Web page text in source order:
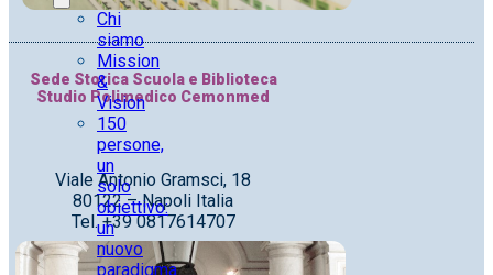
Chi
siamo
Mission
&
Vision
150
persone,
un
solo
obiettivo:
un
nuovo
paradigma
Sede Storica Scuola e Biblioteca
Studio Polimedico Cemonmed
Viale Antonio Gramsci, 18
80122 – Napoli Italia
Tel. +39 0817614707